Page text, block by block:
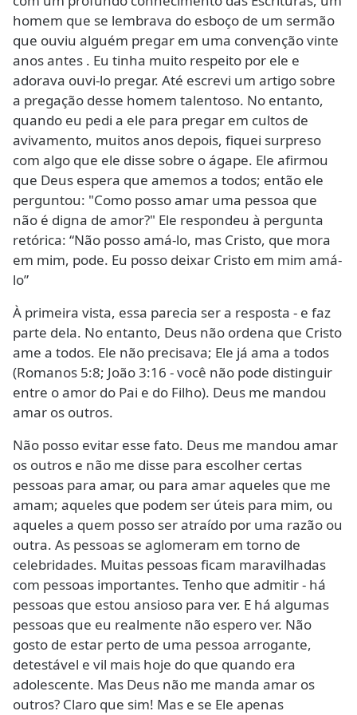
homem que se lembrava do esboço de um sermão
que ouviu alguém pregar em uma convenção vinte
anos antes . Eu tinha muito respeito por ele e
adorava ouvi-lo pregar. Até escrevi um artigo sobre
a pregação desse homem talentoso. No entanto,
quando eu pedi a ele para pregar em cultos de
avivamento, muitos anos depois, fiquei surpreso
com algo que ele disse sobre o ágape. Ele afirmou
que Deus espera que amemos a todos; então ele
perguntou: "Como posso amar uma pessoa que
não é digna de amor?" Ele respondeu à pergunta
retórica: “Não posso amá-lo, mas Cristo, que mora
em mim, pode. Eu posso deixar Cristo em mim amá-
lo”
À primeira vista, essa parecia ser a resposta - e faz
parte dela. No entanto, Deus não ordena que Cristo
ame a todos. Ele não precisava; Ele já ama a todos
(Romanos 5:8; João 3:16 - você não pode distinguir
entre o amor do Pai e do Filho). Deus me mandou
amar os outros.
Não posso evitar esse fato. Deus me mandou amar
os outros e não me disse para escolher certas
pessoas para amar, ou para amar aqueles que me
amam; aqueles que podem ser úteis para mim, ou
aqueles a quem posso ser atraído por uma razão ou
outra. As pessoas se aglomeram em torno de
celebridades. Muitas pessoas ficam maravilhadas
com pessoas importantes. Tenho que admitir - há
pessoas que estou ansioso para ver. E há algumas
pessoas que eu realmente não espero ver. Não
gosto de estar perto de uma pessoa arrogante,
detestável e vil mais hoje do que quando era
adolescente. Mas Deus não me manda amar os
outros? Claro que sim! Mas e se Ele apenas